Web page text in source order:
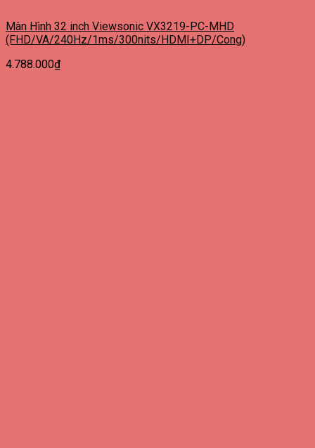
Màn Hình 32 inch Viewsonic VX3219-PC-MHD
(FHD/VA/240Hz/1ms/300nits/HDMI+DP/Cong)
4.788.000₫